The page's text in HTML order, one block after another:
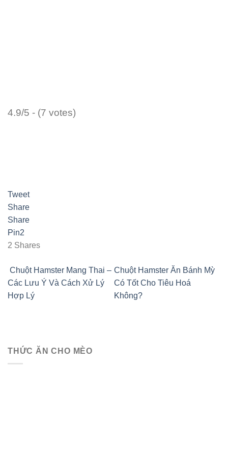
4.9/5 - (7 votes)
Tweet
Share
Share
Pin2
2 Shares
Chuột Hamster Mang Thai –
Các Lưu Ý Và Cách Xử Lý
Hợp Lý
Chuột Hamster Ăn Bánh Mỳ
Có Tốt Cho Tiêu Hoá
Không?
THỨC ĂN CHO MÈO